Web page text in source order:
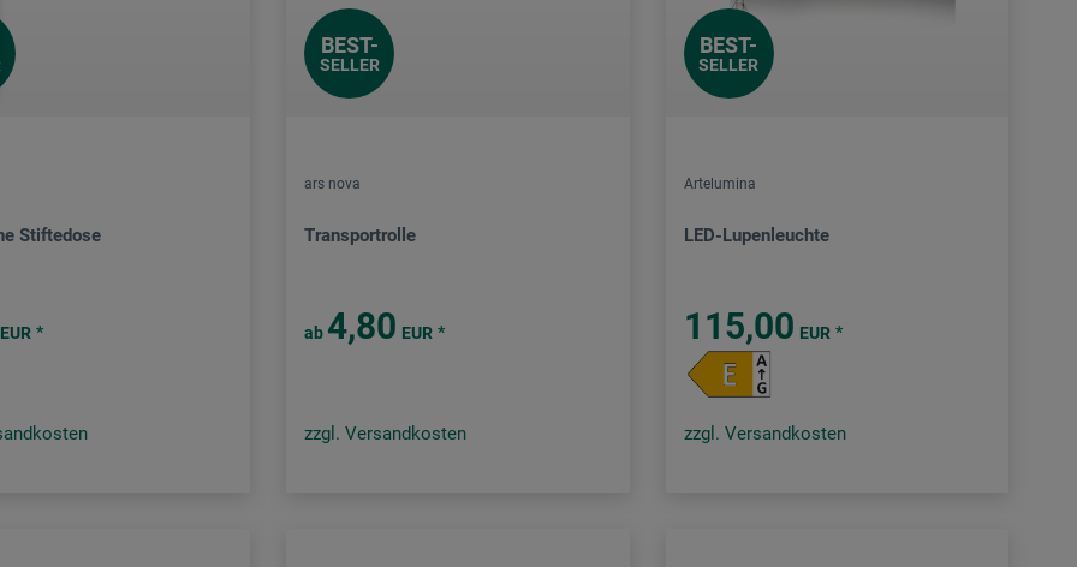
Stiftedose
EUR *
BEST-
SELLER
ars nova
Transportrolle
ab 4,80 EUR *
zzgl. Versandkosten
BEST-
SELLER
Artelumina
LED-Lupenleuchte
115,00 EUR *
zzgl. Versandkosten